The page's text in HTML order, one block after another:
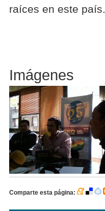
raíces en este país.
Imágenes
Comparte esta página: